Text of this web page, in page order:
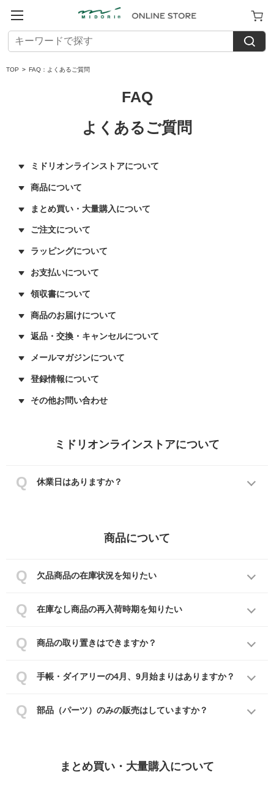
TOP > FAQ：よくあるご質問
FAQ
よくあるご質問
ミドリオンラインストアについて
商品について
まとめ買い・大量購入について
ご注文について
ラッピングについて
お支払いについて
領収書について
商品のお届けについて
返品・交換・キャンセルについて
メールマガジンについて
登録情報について
その他お問い合わせ
ミドリオンラインストアについて
休業日はありますか？
商品について
欠品商品の在庫状況を知りたい
在庫なし商品の再入荷時期を知りたい
商品の取り置きはできますか？
手帳・ダイアリーの4月、9月始まりはありますか？
部品（パーツ）のみの販売はしていますか？
まとめ買い・大量購入について